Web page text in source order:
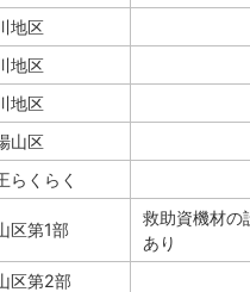
地区
地区
地区
山区
らくらく
区第1部
救助資機材の
あり
区第2部